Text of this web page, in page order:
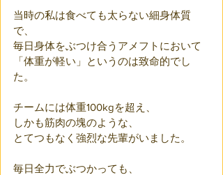
当時の私は食べても太らない細身体質
で、
毎日身体をぶつけ合うアメフトにおいて
「体重が軽い」というのは致命的でし
た。
チームには体重100kgを超え、
しかも筋肉の塊のような、
とてつもなく強烈な先輩がいました。
毎日全力でぶつかっても、